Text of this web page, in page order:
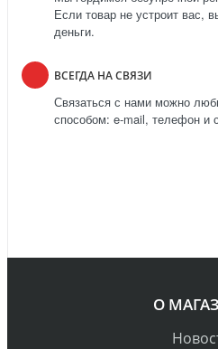
Если товар не устроит вас,
деньги.
ВСЕГДА НА СВЯЗИ
Связаться с нами можно
способом: e-mail, телефон и
О